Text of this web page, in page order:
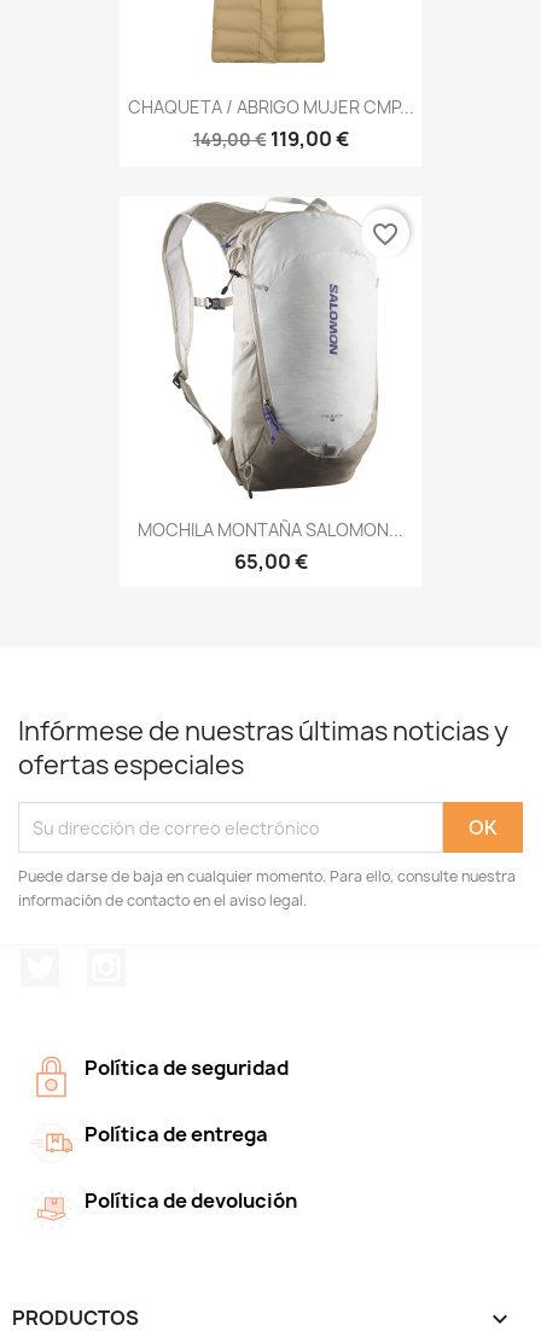
CHAQUETA / ABRIGO MUJER CMP...
149,00 € 119,00 €
MOCHILA MONTAÑA SALOMON...
65,00 €
favorite_border
Infórmese de nuestras últimas noticias y
ofertas especiales
Puede darse de baja en cualquier momento. Para ello, consulte nuestra
información de contacto en el aviso legal.
Política de seguridad
Política de entrega
Política de devolución
PRODUCTOS 